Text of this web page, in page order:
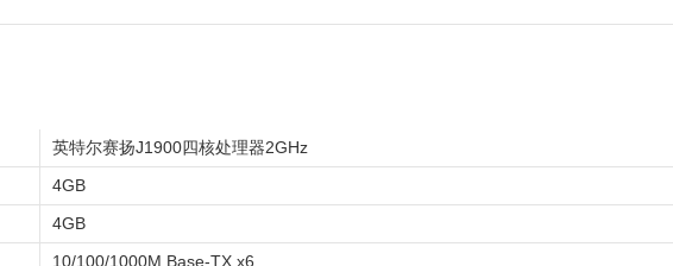
英特尔赛扬J1900四核处理器2GHz
4GB
4GB
10/100/1000M Base-TX x6